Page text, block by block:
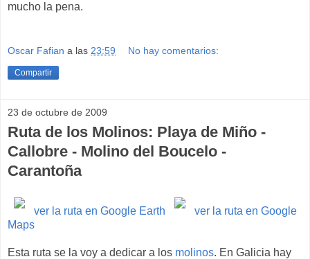
mucho la pena.
Oscar Fafian a las 23:59 No hay comentarios:
Compartir
23 de octubre de 2009
Ruta de los Molinos: Playa de Miño -
Callobre - Molino del Boucelo -
Carantoña
ver la ruta en Google Earth
ver la ruta en Google
Maps
Esta ruta se la voy a dedicar a los molinos. En Galicia hay